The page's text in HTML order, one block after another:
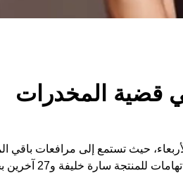
قضية المخدرات
حيث تستمع إلى مرافعات باقي
في القضية الشهيرة المتعلقة بالمخدرات. هذه القضية التي